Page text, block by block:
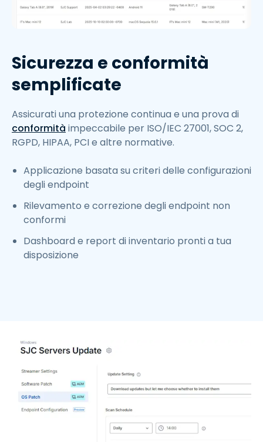
Sicurezza e conformità
semplificate
Assicurati una protezione continua e una prova di
conformità impeccabile per ISO/IEC 27001, SOC 2,
RGPD, HIPAA, PCI e altre normative.
Applicazione basata su criteri delle configurazioni
degli endpoint
Rilevamento e correzione degli endpoint non
conformi
Dashboard e report di inventario pronti a tua
disposizione